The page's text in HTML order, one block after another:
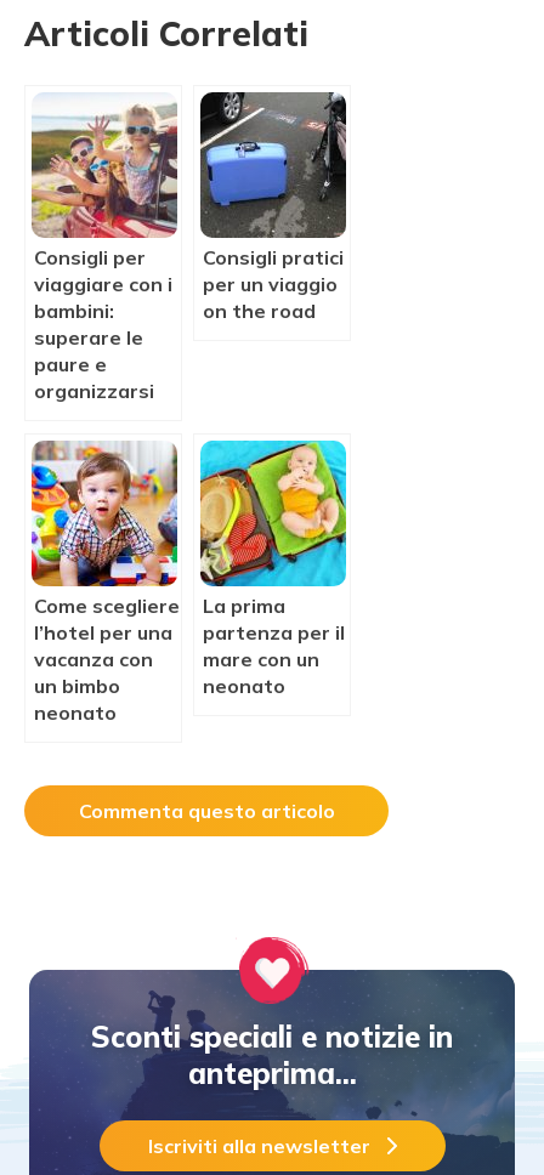
Articoli Correlati
Consigli per
viaggiare con i
bambini:
superare le
paure e
organizzarsi
Consigli pratici
per un viaggio
on the road
Come scegliere
l’hotel per una
vacanza con
un bimbo
neonato
La prima
partenza per il
mare con un
neonato
Commenta questo articolo
Sconti speciali e notizie in
anteprima...
Iscriviti alla newsletter